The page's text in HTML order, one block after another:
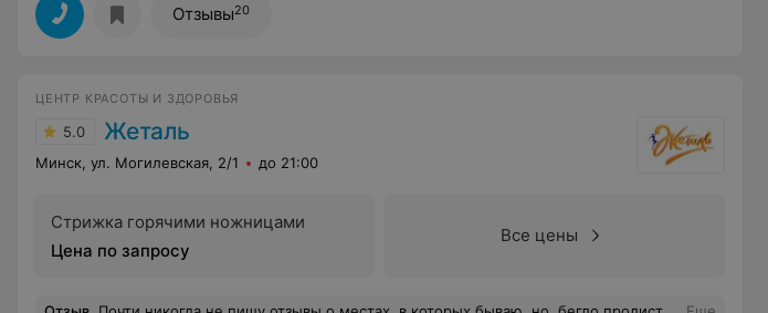
Отзывы20
ЦЕНТР КРАСОТЫ И ЗДОРОВЬЯ
5.0 Жеталь
Минск, ул. Могилевская, 2/1 до 21:00
Стрижка горячими ножницами
Цена по запросу
Все цены